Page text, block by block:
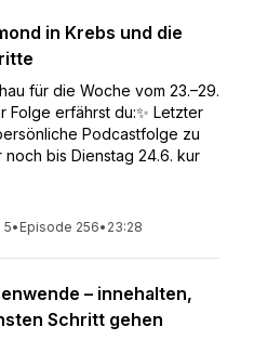
in Krebs und die
für die Woche vom 23.–29.
Folge erfährst du:✨ Letzter
Podcastfolge zu
noch bis Dienstag 24.6. kur
5• Episode 256• 23:28
– innehalten,
Schritt gehen